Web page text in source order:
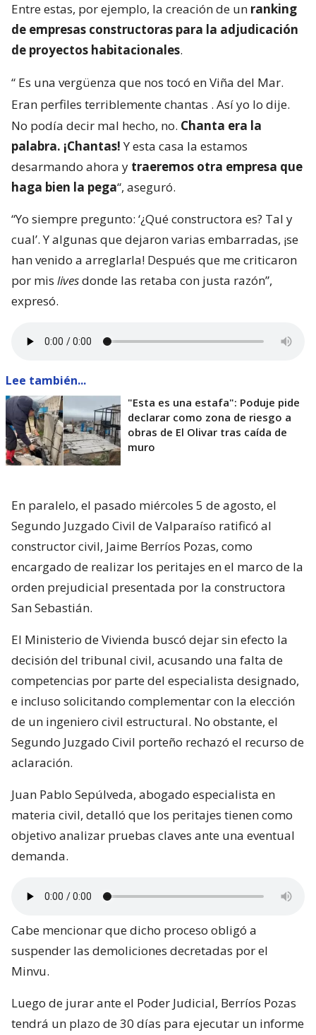
Entre estas, por ejemplo, la creación de un ranking
de empresas constructoras para la adjudicación
de proyectos habitacionales.
“ Es una vergüenza que nos tocó en Viña del Mar.
Eran perfiles terriblemente chantas . Así yo lo dije.
No podía decir mal hecho, no. Chanta era la
palabra. ¡Chantas!Y esta casa la estamos
desarmando ahora y traeremos otra empresa que
haga bien la pega“, aseguró.
“Yo siempre pregunto: ‘¿Qué constructora es? Tal y
cual’. Y algunas que dejaron varias embarradas, ¡se
han venido a arreglarla! Después que me criticaron
por mis livesdonde las retaba con justa razón”,
expresó.
Lee también...
"Esta es una estafa": Poduje pide
declarar como zona de riesgo a
obras de El Olivar tras caída de
muro
En paralelo, el pasado miércoles 5 de agosto, el
Segundo Juzgado Civil de Valparaíso ratificó al
constructor civil, Jaime Berríos Pozas, como
encargado de realizar los peritajes en el marco de la
orden prejudicial presentada por la constructora
San Sebastián.
El Ministerio de Vivienda buscó dejar sin efecto la
decisión del tribunal civil, acusando una falta de
competencias por parte del especialista designado,
e incluso solicitando complementar con la elección
de un ingeniero civil estructural. No obstante, el
Segundo Juzgado Civil porteño rechazó el recurso de
aclaración.
Juan Pablo Sepúlveda, abogado especialista en
materia civil, detalló que los peritajes tienen como
objetivo analizar pruebas claves ante una eventual
demanda.
Cabe mencionar que dicho proceso obligó a
suspender las demoliciones decretadas por el
Minvu.
Luego de jurar ante el Poder Judicial, Berríos Pozas
tendrá un plazo de 30 días para ejecutar un informe